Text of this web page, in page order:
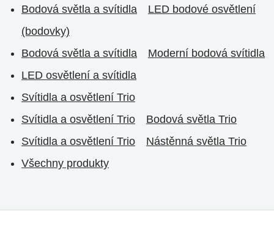
Bodová světla a svítidla
LED bodové osvětlení
(bodovky)
Bodová světla a svítidla
Moderní bodová svítidla
LED osvětlení a svítidla
Svítidla a osvětlení Trio
Svítidla a osvětlení Trio
Bodová světla Trio
Svítidla a osvětlení Trio
Nástěnná světla Trio
Všechny produkty